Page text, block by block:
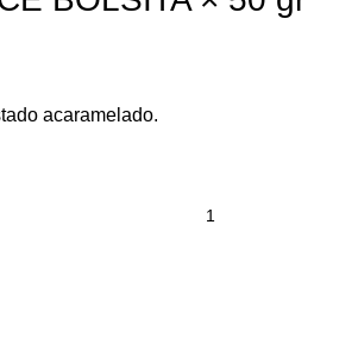
acaramelado.